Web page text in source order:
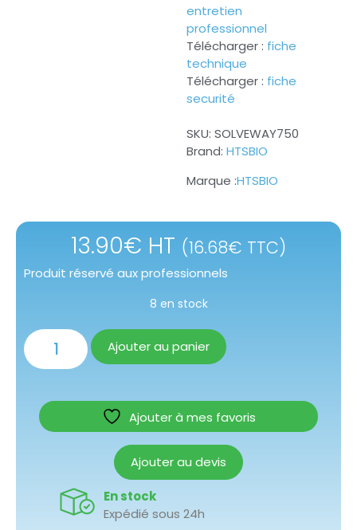
entretien
professionnel
Télécharger : fiche
technique
Télécharger : fiche
securité
SKU: SOLVEWAY750
Brand: HTSBIO
HTSBIO
13.90€ HT (16.68€ TTC)
Produit réservé aux professionnels
8 en stock
Ajouter au panier
Ajouter à mes favoris
Ajouter au devis
En stock
Expédié sous 24h